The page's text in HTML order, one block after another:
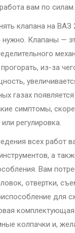
вам по силам.
клапана на ВАЗ
нужно. Клапаны —
из-за
газах
симптомы,
регулировка.
всех работ
а
Вам
отвертки,
для
колпачки и,